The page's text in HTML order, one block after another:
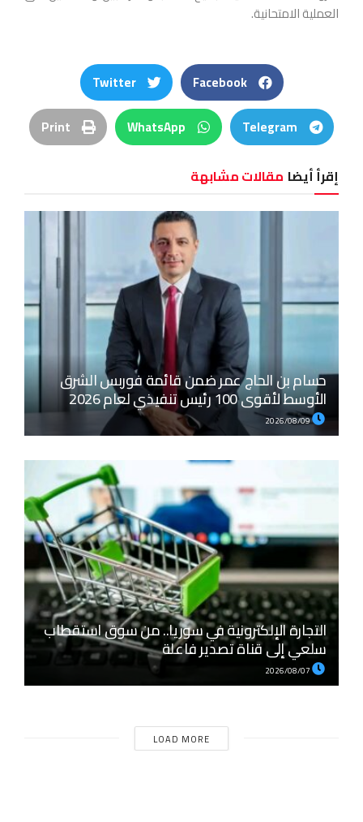
العملية الامتحانية.
Facebook
Twitter
Telegram
WhatsApp
Print
إقرأ أيضا مقالات مشابهة
حسام بن الحاج عمر ضمن قائمة فوربس الشرق
الأوسط لأقوى 100 رئيس تنفيذي لعام 2026
2026/08/09
التجارة الإلكترونية في سوريا.. من سوق استقطاب
سلعي إلى قناة تصدير فاعلة
LOAD MORE